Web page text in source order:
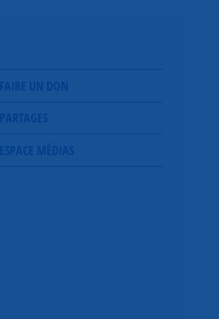
FAIRE UN DON
PARTAGES
ESPACE MÉDIAS